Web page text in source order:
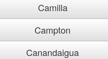
Camilla
Campton
Canandaigua